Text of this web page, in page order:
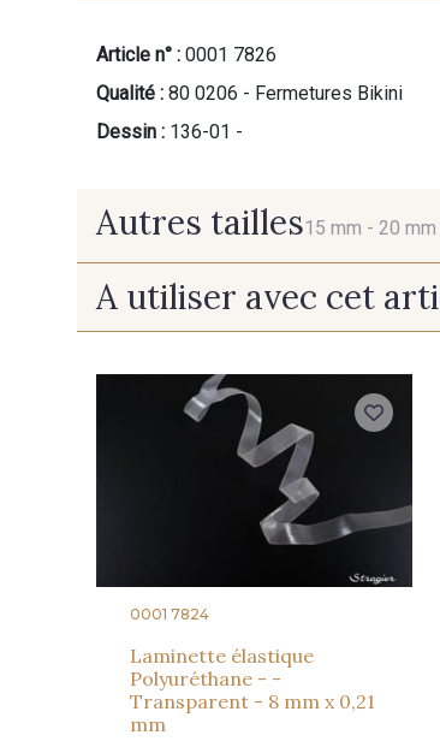
Article n° : 0001 7826
Qualité : 80 0206 - Fermetures Bikini
Dessin : 136-01 -
Autres tailles15 mm - 20 mm
15 mm 20
A utiliser avec cet
0001 7824
Laminette élastique
Polyuréthane - -
Transparent - 8 mm x 0,21
mm